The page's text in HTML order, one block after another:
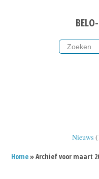
Nieuws
Home» Archief voor maart